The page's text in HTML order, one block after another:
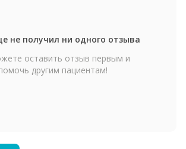
не получил ни одного отзыва
оставить отзыв первым и
другим пациентам!